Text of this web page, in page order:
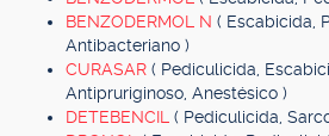
BENZODERMOL N ( Escabicida,
Antibacteriano )
CURASAR ( Pediculicida,
Antipruriginoso, Anestésico )
DETEBENCIL ( Pediculicida,